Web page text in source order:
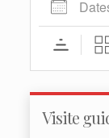
Visite